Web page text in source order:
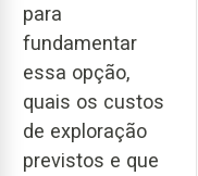
para
fundamentar
essa opção,
quais os custos
de exploração
previstos e que